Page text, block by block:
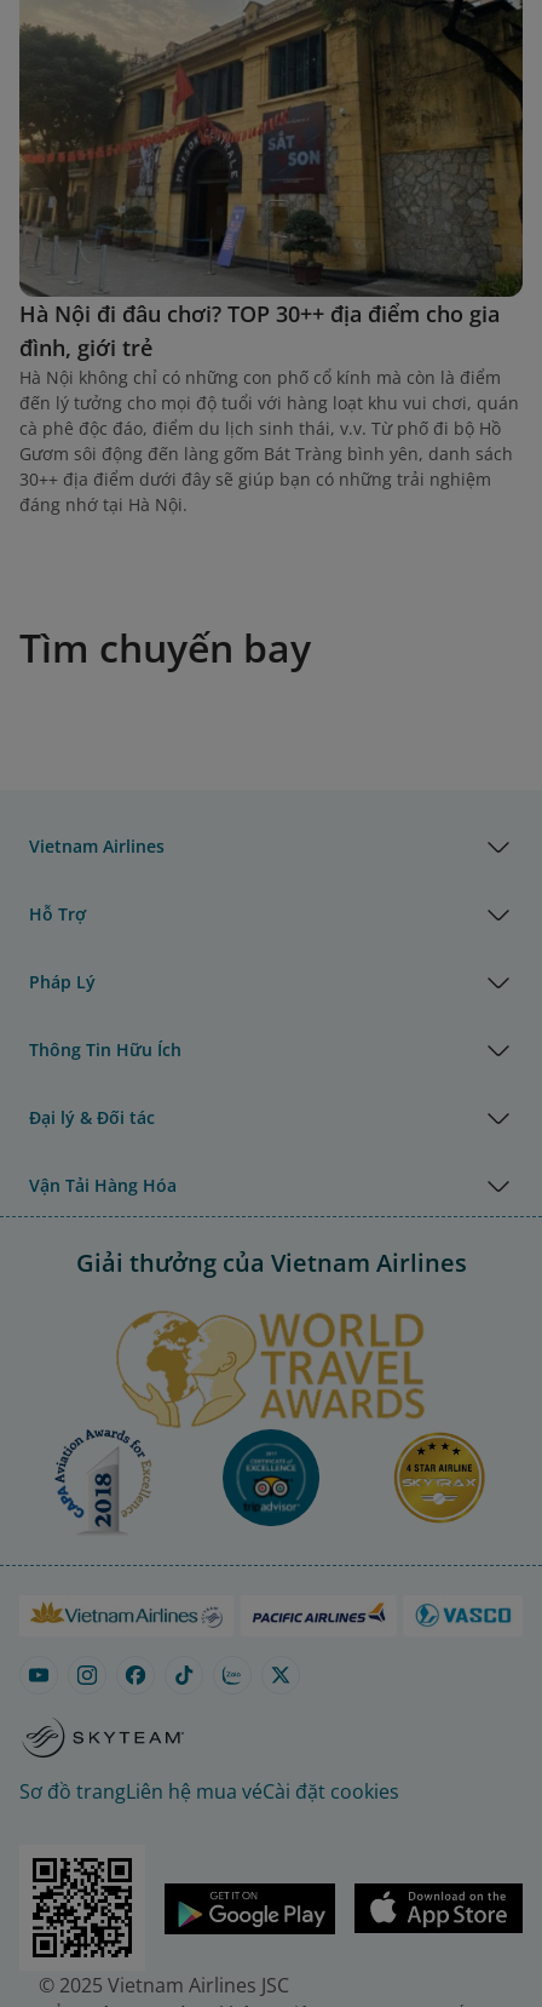
Hà Nội đi đâu chơi? TOP 30++ địa điểm cho gia
đình, giới trẻ
Hà Nội không chỉ có những con phố cổ kính mà còn là điểm
đến lý tưởng cho mọi độ tuổi với hàng loạt khu vui chơi, quán
cà phê độc đáo, điểm du lịch sinh thái, v.v. Từ phố đi bộ Hồ
Gươm sôi động đến làng gốm Bát Tràng bình yên, danh sách
30++ địa điểm dưới đây sẽ giúp bạn có những trải nghiệm
đáng nhớ tại Hà Nội.
Tìm chuyến bay
Vietnam Airlines
Hỗ Trợ
Pháp Lý
Thông Tin Hữu Ích
Đại lý & Đối tác
Vận Tải Hàng Hóa
Giải thưởng của Vietnam Airlines
Sơ đồ trangLiên hệ mua véCài đặt cookies
© 2025 Vietnam Airlines JSC